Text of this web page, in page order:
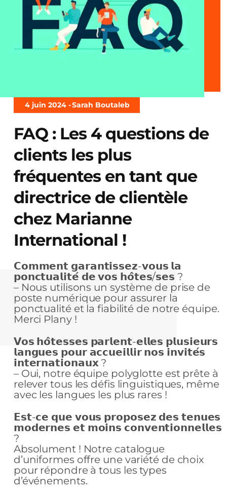
4 juin 2024 -Sarah Boutaleb
FAQ : Les 4 questions de
clients les plus
fréquentes en tant que
directrice de clientèle
chez Marianne
International !
𝗖𝗼𝗺𝗺𝗲𝗻𝘁 𝗴𝗮𝗿𝗮𝗻𝘁𝗶𝘀𝘀𝗲𝘇-𝘃𝗼𝘂𝘀 𝗹𝗮
𝗽𝗼𝗻𝗰𝘁𝘂𝗮𝗹𝗶𝘁𝗲́ 𝗱𝗲 𝘃𝗼𝘀 𝗵𝗼̂𝘁𝗲𝘀/𝘀𝗲𝘀 ?
– Nous utilisons un système de prise de
poste numérique pour assurer la
ponctualité et la fiabilité de notre équipe.
Merci Plany !
𝗩𝗼𝘀 𝗵𝗼̂𝘁𝗲𝘀𝘀𝗲𝘀 𝗽𝗮𝗿𝗹𝗲𝗻𝘁-𝗲𝗹𝗹𝗲𝘀 𝗽𝗹𝘂𝘀𝗶𝗲𝘂𝗿𝘀
𝗹𝗮𝗻𝗴𝘂𝗲𝘀 𝗽𝗼𝘂𝗿 𝗮𝗰𝗰𝘂𝗲𝗶𝗹𝗹𝗶𝗿 𝗻𝗼𝘀 𝗶𝗻𝘃𝗶𝘁𝗲́𝘀
𝗶𝗻𝘁𝗲𝗿𝗻𝗮𝘁𝗶𝗼𝗻𝗮𝘂𝘅 ?
– Oui, notre équipe polyglotte est prête à
relever tous les défis linguistiques, même
avec les langues les plus rares !
𝗘𝘀𝘁-𝗰𝗲 𝗾𝘂𝗲 𝘃𝗼𝘂𝘀 𝗽𝗿𝗼𝗽𝗼𝘀𝗲𝘇 𝗱𝗲𝘀 𝘁𝗲𝗻𝘂𝗲𝘀
𝗺𝗼𝗱𝗲𝗿𝗻𝗲𝘀 𝗲𝘁 𝗺𝗼𝗶𝗻𝘀 𝗰𝗼𝗻𝘃𝗲𝗻𝘁𝗶𝗼𝗻𝗻𝗲𝗹𝗹𝗲𝘀
?
Absolument ! Notre catalogue
d’uniformes offre une variété de choix
pour répondre à tous les types
d’événements.